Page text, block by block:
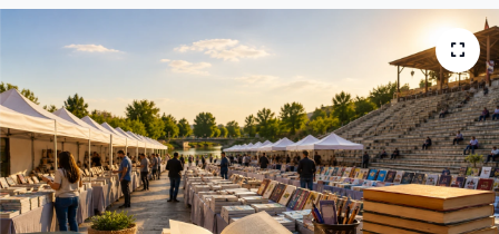
Yaşam
VEFATLAR